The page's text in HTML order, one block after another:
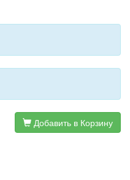
Добавить в Корзину